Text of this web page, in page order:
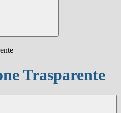
Trasparente